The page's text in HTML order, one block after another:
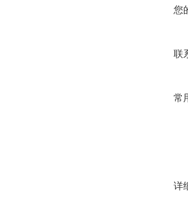
您
联
常
详